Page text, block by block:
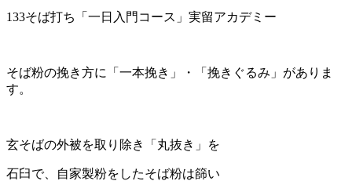
133そば打ち「一日入門コース」実留アカデミー
そば粉の挽き方に「一本挽き」・「挽きぐるみ」がありま
す。
玄そばの外被を取り除き「丸抜き」を
石臼で、自家製粉をしたそば粉は篩い